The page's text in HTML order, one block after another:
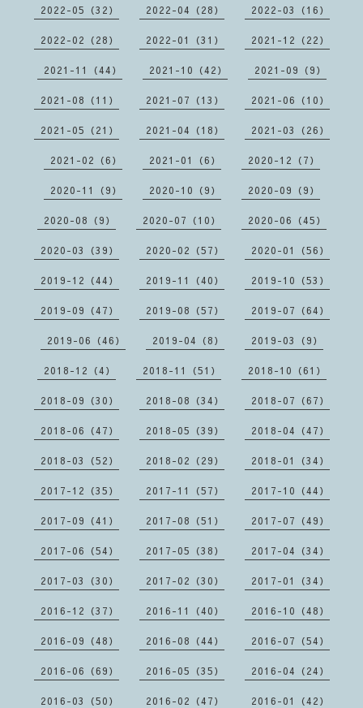
2022-05（32） 2022-04（28） 2022-03（16）
2022-02（28） 2022-01（31） 2021-12（22）
2021-11（44） 2021-10（42） 2021-09（9）
2021-08（11） 2021-07（13） 2021-06（10）
2021-05（21） 2021-04（18） 2021-03（26）
2021-02（6） 2021-01（6） 2020-12（7）
2020-11（9） 2020-10（9） 2020-09（9）
2020-08（9） 2020-07（10） 2020-06（45）
2020-03（39） 2020-02（57） 2020-01（56）
2019-12（44） 2019-11（40） 2019-10（53）
2019-09（47） 2019-08（57） 2019-07（64）
2019-06（46） 2019-04（8） 2019-03（9）
2018-12（4） 2018-11（51） 2018-10（61）
2018-09（30） 2018-08（34） 2018-07（67）
2018-06（47） 2018-05（39） 2018-04（47）
2018-03（52） 2018-02（29） 2018-01（34）
2017-12（35） 2017-11（57） 2017-10（44）
2017-09（41） 2017-08（51） 2017-07（49）
2017-06（54） 2017-05（38） 2017-04（34）
2017-03（30） 2017-02（30） 2017-01（34）
2016-12（37） 2016-11（40） 2016-10（48）
2016-09（48） 2016-08（44） 2016-07（54）
2016-06（69） 2016-05（35） 2016-04（24）
2016-03（50） 2016-02（47） 2016-01（42）